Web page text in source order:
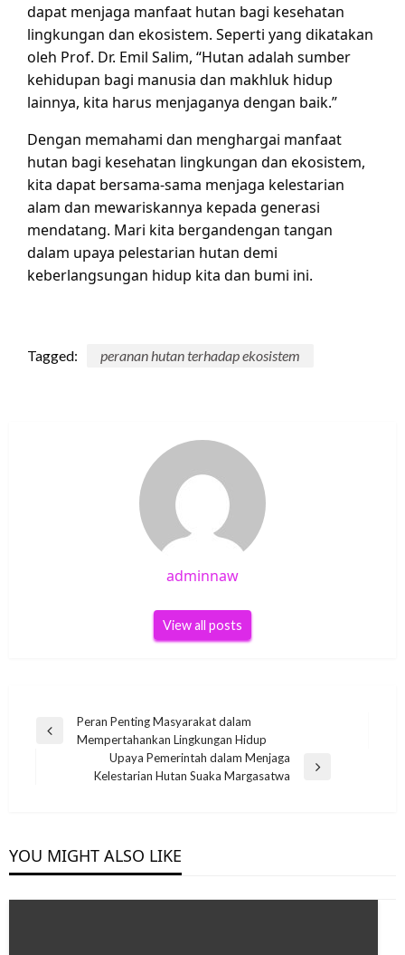
dapat menjaga manfaat hutan bagi kesehatan
lingkungan dan ekosistem. Seperti yang dikatakan
oleh Prof. Dr. Emil Salim, “Hutan adalah sumber
kehidupan bagi manusia dan makhluk hidup
lainnya, kita harus menjaganya dengan baik.”
Dengan memahami dan menghargai manfaat
hutan bagi kesehatan lingkungan dan ekosistem,
kita dapat bersama-sama menjaga kelestarian
alam dan mewariskannya kepada generasi
mendatang. Mari kita bergandengan tangan
dalam upaya pelestarian hutan demi
keberlangsungan hidup kita dan bumi ini.
Tagged: peranan hutan terhadap ekosistem
adminnaw
View all posts
Post
navigation
Previous
Peran Penting Masyarakat dalam
Mempertahankan Lingkungan Hidup
Upaya Pemerintah dalam Menjaga
Kelestarian Hutan Suaka Margasatwa
YOU MIGHT ALSO LIKE